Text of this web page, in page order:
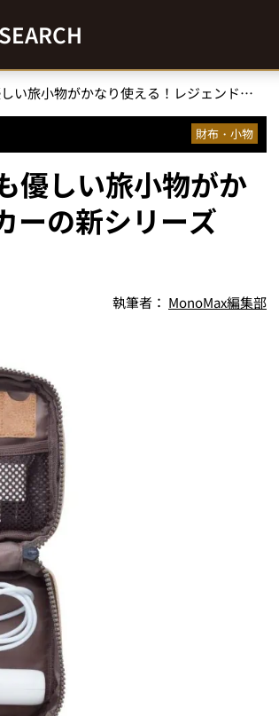
SEARCH
【コレ1つでOK】旅にも地球にも優しい旅小物がかなり使える！レジェンドウォーカーの新シリーズ「タビタビ」
財布・小物
優しい旅小物がか
ーの新シリーズ
執筆者： MonoMax編集部